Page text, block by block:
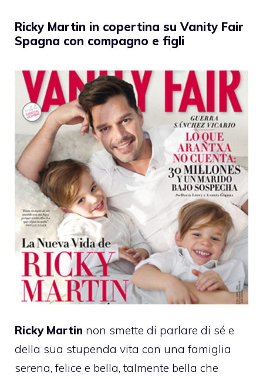
Ricky Martin in copertina su Vanity Fair
Spagna con compagno e figli
Ricky Martin non smette di parlare di sé e
della sua stupenda vita con una famiglia
serena, felice e bella, talmente bella che